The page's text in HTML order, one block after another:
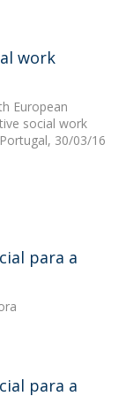
work
European
social work
30/03/16
para a
para a